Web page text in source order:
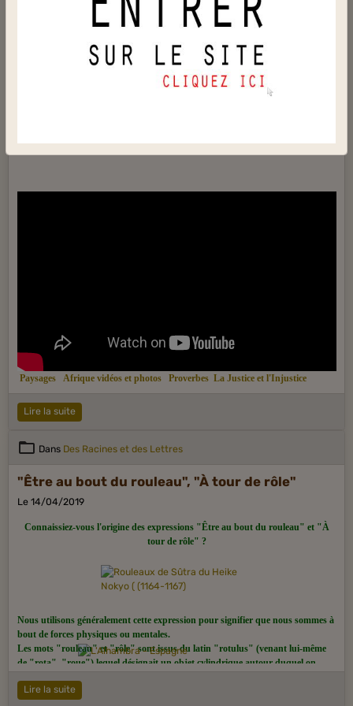
Quand l'éléphant trébuche, ce sont les fourmis qui en
pâtissent
Quando l'elefante inciampa, le formiche patiscono.
Paysages Afrique vidéos et photos Proverbes La Justice et l'Injustice
Lire la suite
Dans Des Racines et des Lettres
"Être au bout du rouleau", "À tour de rôle"
Le 14/04/2019
Connaissiez-vous l'origine des expressions "Être au bout du rouleau" et "À
tour de rôle" ?
Nous utilisons généralement cette expression pour signifier que nous sommes à
bout de forces physiques ou mentales.
Les mots "rouleau" et "rôle" sont issus du latin "rotulus" (venant lui-même
de "rota", "roue") lequel désignait un objet cylindrique autour duquel on
pour l'écriture utilisé durant le Moyen Âge, jusqu'à ce que le papier fasse son
Lire la suite